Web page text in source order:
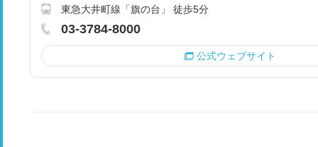
東急大井町線「旗の台」 徒歩5分
03-3784-8000
公式ウェブサイト